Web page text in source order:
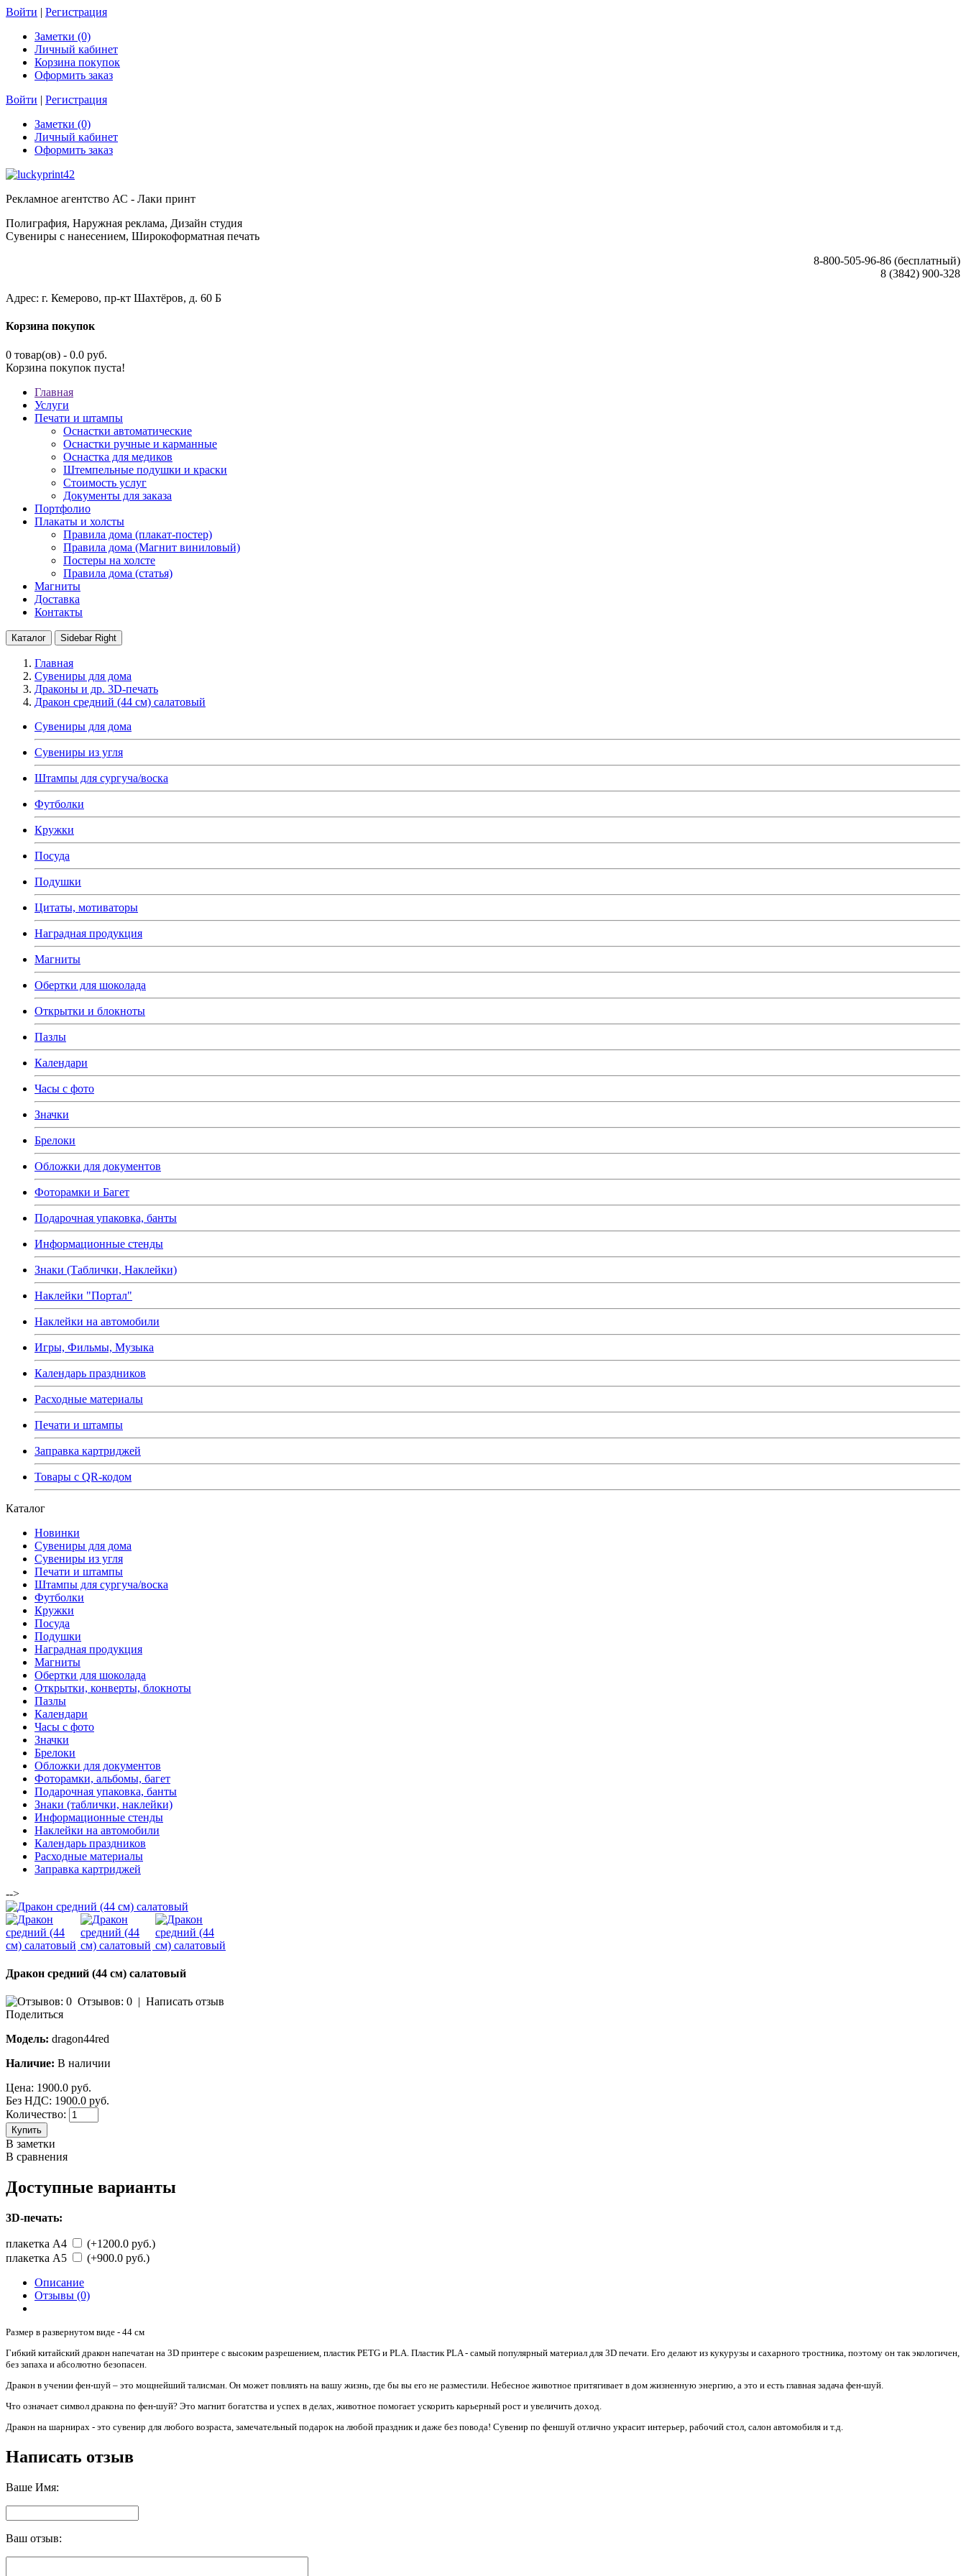
Войти | Регистрация
Заметки (0)
Личный кабинет
Корзина покупок
Оформить заказ
Войти | Регистрация
Заметки (0)
Личный кабинет
Оформить заказ
Рекламное агентство АС - Лаки принт
Полиграфия, Наружная реклама, Дизайн студия
Сувениры с нанесением, Широкоформатная печать
8-800-505-96-86 (бесплатный)
8 (3842) 900-328
Адрес: г. Кемерово, пр-кт Шахтёров, д. 60 Б
Корзина покупок
0 товар(ов) - 0.0 руб.
Корзина покупок пуста!
Главная
Услуги
Печати и штампы
Оснастки автоматические
Оснастки ручные и карманные
Оснастка для медиков
Штемпельные подушки и краски
Стоимость услуг
Документы для заказа
Портфолио
Плакаты и холсты
Правила дома (плакат-постер)
Правила дома (Магнит виниловый)
Постеры на холсте
Правила дома (статья)
Магниты
Доставка
Контакты
Каталог Sidebar Right
Главная
Сувениры для дома
Драконы и др. 3D-печать
Дракон средний (44 см) салатовый
Сувениры для дома
Сувениры из угля
Штампы для сургуча/воска
Футболки
Кружки
Посуда
Подушки
Цитаты, мотиваторы
Наградная продукция
Магниты
Обертки для шоколада
Открытки и блокноты
Пазлы
Календари
Часы с фото
Значки
Брелоки
Обложки для документов
Фоторамки и Багет
Подарочная упаковка, банты
Информационные стенды
Знаки (Таблички, Наклейки)
Наклейки "Портал"
Наклейки на автомобили
Игры, Фильмы, Музыка
Календарь праздников
Расходные материалы
Печати и штампы
Заправка картриджей
Товары с QR-кодом
Каталог
Новинки
Сувениры для дома
Сувениры из угля
Печати и штампы
Штампы для сургуча/воска
Футболки
Кружки
Посуда
Подушки
Наградная продукция
Магниты
Обертки для шоколада
Открытки, конверты, блокноты
Пазлы
Календари
Часы с фото
Значки
Брелоки
Обложки для документов
Фоторамки, альбомы, багет
Подарочная упаковка, банты
Знаки (таблички, наклейки)
Информационные стенды
Наклейки на автомобили
Календарь праздников
Расходные материалы
Заправка картриджей
-->
Дракон средний (44 см) салатовый
Отзывов: 0 | Написать отзыв
Поделиться
Модель: dragon44red
Наличие: В наличии
Цена: 1900.0 руб.
Без НДС: 1900.0 руб.
Количество:
Купить
В заметки
В сравнения
Доступные варианты
3D-печать:
плакетка А4
(+1200.0 руб.)
плакетка А5
(+900.0 руб.)
Описание
Отзывы (0)
Размер в развернутом виде - 44 см
Гибкий китайский дракон напечатан на 3D принтере с высоким разрешением, пластик PETG и PLA. Пластик PLA - самый популярный материал для 3D печати. Его делают из кукурузы и сахарного тростника, поэтому он так экологичен,
без запаха и абсолютно безопасен.
Дракон в учении фен-шуй – это мощнейший талисман. Он может повлиять на вашу жизнь, где бы вы его не разместили. Небесное животное притягивает в дом жизненную энергию, а это и есть главная задача фен-шуй.
Что означает символ дракона по фен-шуй? Это магнит богатства и успех в делах, животное помогает ускорить карьерный рост и увеличить доход.
Дракон на шарнирах - это сувенир для любого возраста, замечательный подарок на любой праздник и даже без повода! Сувенир по феншуй отлично украсит интерьер, рабочий стол, салон автомобиля и т.д.
Написать отзыв
Ваше Имя:
Ваш отзыв: